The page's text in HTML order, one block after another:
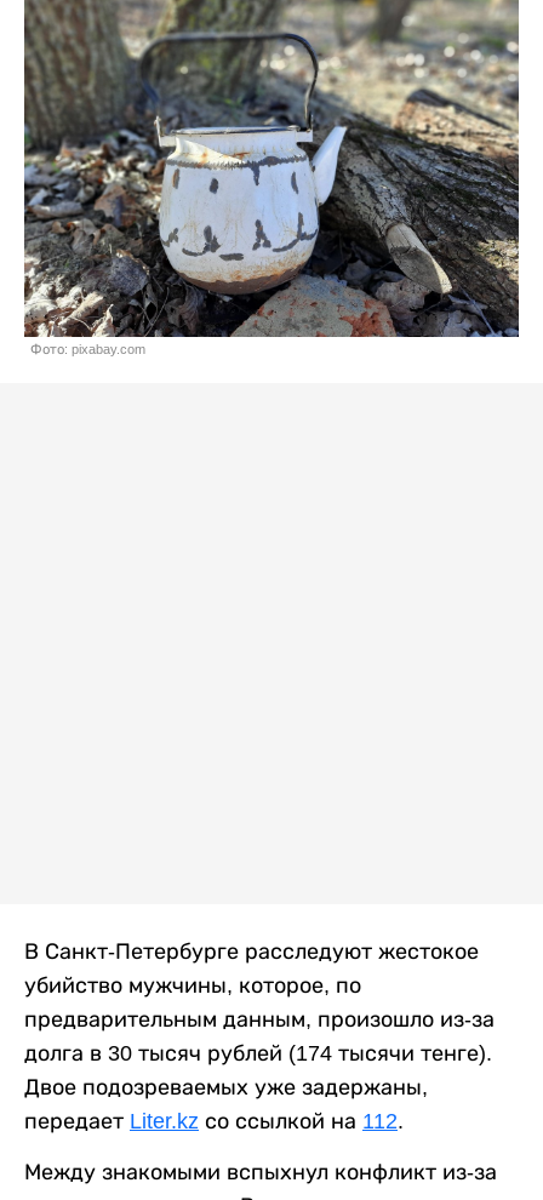
Фото: pixabay.com
В Санкт-Петербурге расследуют жестокое
убийство мужчины, которое, по
предварительным данным, произошло из-за
долга в 30 тысяч рублей (174 тысячи тенге).
Двое подозреваемых уже задержаны,
передает Liter.kz со ссылкой на 112.
Между знакомыми вспыхнул конфликт из-за